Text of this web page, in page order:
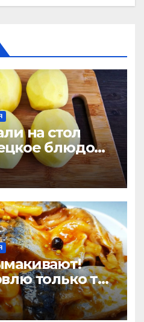
на стол
блюдо
Теперь
на
только так
готовую